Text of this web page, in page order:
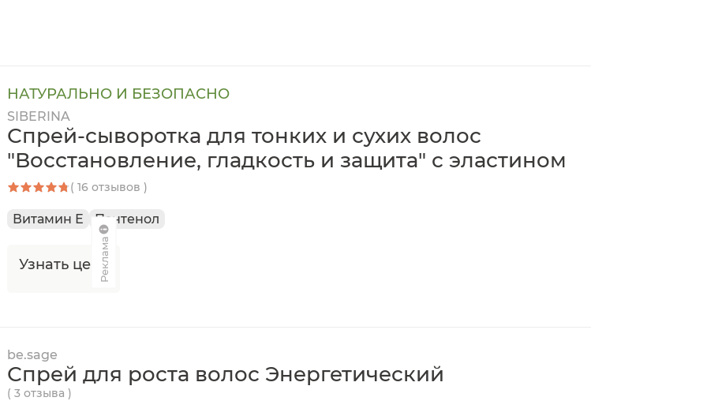
НАТУРАЛЬНО И БЕЗОПАСНО
SIBERINA
Спрей-сыворотка для тонких и сухих волос
"Восстановление, гладкость и защита" с эластином
( 16 отзывов )
Витамин Е Пантенол
Узнать цену
Реклама
be.sage
Спрей для роста волос Энергетический
( 3 отзыва )